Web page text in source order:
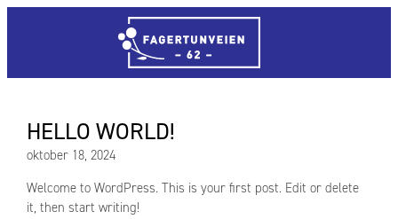
HELLO WORLD!
oktober 18, 2024
Welcome to WordPress. This is your first post. Edit or delete
it, then start writing!